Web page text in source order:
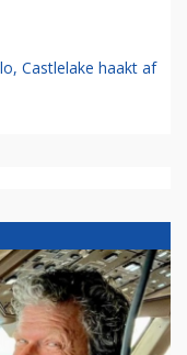
Castlelake haakt af